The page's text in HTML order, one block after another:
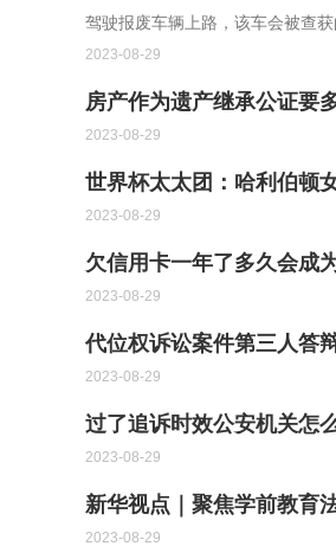
驾驶报废车辆上路，该车会被查
2023-08-29
房产作为遗产继承公证要
2023-08-29
世界杯太太团：哈利伯顿
2023-08-29
欠信用卡一年了多久会成
2023-08-29
代位权诉讼案件第三人答
2023-08-29
过了追诉时效公安机关怎
2023-08-29
新华视点｜聚焦学前教育
2023-08-29